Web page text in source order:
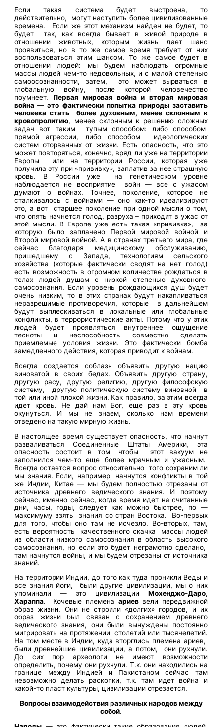
Если такая система будет выстроена, то
действительно, могут наступить более цивилизованные
времена. Если же этот механизм найден не будет, то
будет так, как всегда бывает в живой природе в
отношении животных, которым жизнь дает шанс
проявиться, но в то же самое время требует от них
воспользоваться этим шансом. То же самое будет в
отношении людей: мы будем наблюдать огромные
массы людей чем-то недовольных, и с малой степенью
самоосознанности, затем, это может вырваться в
глобальную войну, после которой человечество
поумнеет. Первая мировая война и вторая мировая
война — это фактически попытка природы заставить
человека стать более духовным, менее склонным к
кровопролитию, менее склонным к решению сложных
задач вот таким тупым способом: либо способом
прямой агрессии, либо способом идеологических
систем оторванных от жизни. Есть опасность, что это
может повторяться, конечно, вряд ли уже на территории
Европы или на территории России, которая уже
получила эту при «прививку», заплатив за нее страшную
кровь. В России уже на генетическом уровне
наблюдается не восприятие войн — все с ужасом
думают о войнах. Точнее, поколение, которое не
сталкивалось с войнами — оно как-то идеализируют
это, а вот старшее поколение при одной мысли о том,
что опять начнется голод, разруха – приходит в ужас от
этой мысли. В Европе уже есть такая «прививка», за
которую было заплачено Первой мировой войной и
Второй мировой войной. А в странах третьего мира, где
сейчас благодаря медицинскому обслуживанию,
пришедшему с Запада, технологиям сельского
хозяйства (которые фактически сводят на нет голод)
есть возможность в огромном количестве рождаться в
телах людей душам с низкой степенью духовного
самосознания. Если уровень рождающихся душ будет
очень низким, то в этих странах будут накапливаться
неразрешимые противоречия, которые в дальнейшем
будут выплескиваться в локальные или глобальные
конфликты, в террористические акты. Потому что у этих
людей будет проявляться внутреннее ощущение
тесноты и неспособность совместно сделать
приемлемые условия жизни. Это фактически бомба
замедленного действия, которая приводит к войнам.
Всегда создается соблазн объявить другую нацию
виноватой в своих бедах. Объявить другую страну,
другую расу, другую религию, другую философскую
систему, другую политическую систему виновной в
той или иной плохой жизни. Как правило, за этим всегда
идет кровь. Не дай нам Бог, еще раз в эту кровь
окунуться. И мы не знаем, сколько нам времени
отведено на такую мирную жизнь.
В настоящее время существует опасность, что начнут
разваливаться Соединенные Штаты Америки, эта
опасность состоит в том, чтобы этот вакуум не
заполнился чем-то еще более мрачным и ужасным.
Всегда остается вопрос относительно того сохраним ли
мы знания. Если, например, начнутся конфликты в той
же Индии, Китае — мы будем полностью отрезаны от
источника древнего ведического знания. И поэтому
сейчас, именно сейчас, когда время идет на считанные
дни, часы, годы, следует как можно быстрее, по —
максимуму взять знания со стран Востока. Во-первых
для того, чтобы оно там не исчезло. Во-вторых, там,
есть вероятность качественного скачка массы людей
из области низкого самосознания в область высокого
самосознания, но если это будет неграмотно сделано,
там начнутся войны, и мы будем отрезаны от источника
знаний.
На территории Индии, до того как туда проникли Веды и
все знания йоги, были другие цивилизации, мы о них
упоминали — это цивилизации Мохенджо-Даро,
Хараппа. Кочевые племена ариеввели передвижной
образ жизни. Они не строили «долгих» городов, и их
образ жизни был связан с сохранением древнего
ведического знания, они были вынуждены постоянно
мигрировать на протяжении столетий или тысячелетий.
На том месте в Индии, куда вторглись племена ариев,
были древнейшие цивилизации, а потом, они рухнули.
До сих пор археологи не имеют возможности
определить, почему они рухнули. Т.к. они находились на
границе между Индией и Пакистаном сейчас там
невозможно делать раскопки, т.к. там идет война и
какой-то пласт культуры, цивилизации отрезается.
Вопросы взаимодействия различных народов между
собой.